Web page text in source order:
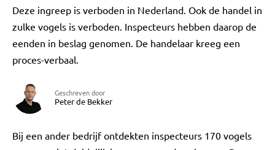
Deze ingreep is verboden in Nederland. Ook de handel in
zulke vogels is verboden. Inspecteurs hebben daarop de
eenden in beslag genomen. De handelaar kreeg een
proces-verbaal.
Geschreven door
Peter de Bekker
Bij een ander bedrijf ontdekten inspecteurs 170 vogels